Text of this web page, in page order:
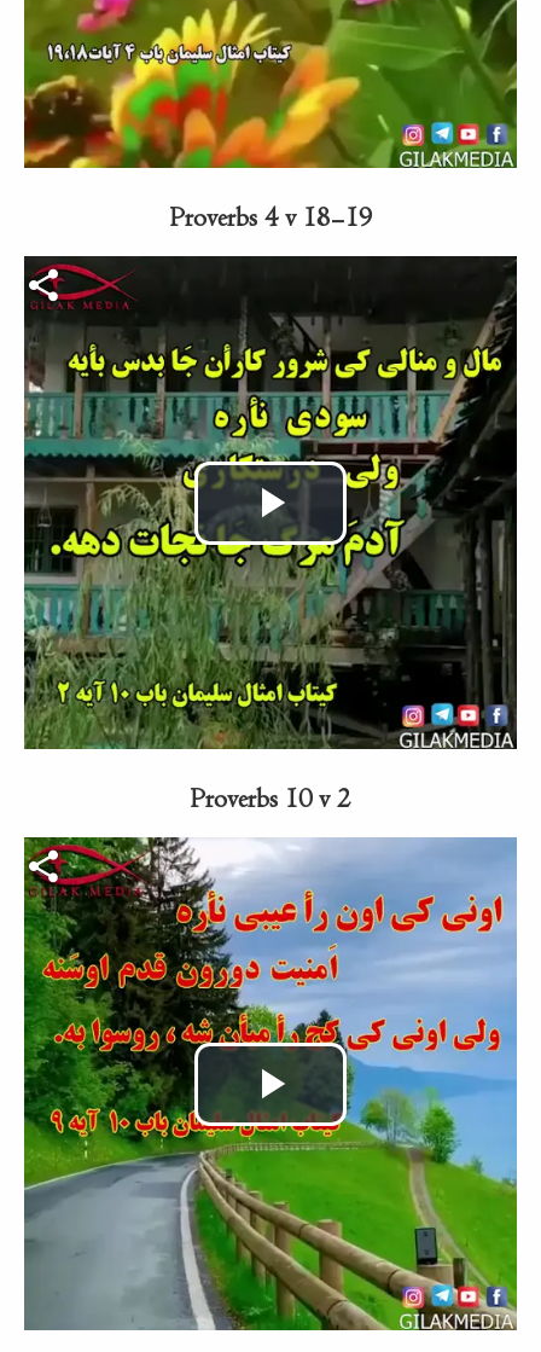
abspielen
Proverbs 4 v 18-19
Video-Datei
Video
abspielen
Proverbs 10 v 2
Video-Datei
Video
abspielen